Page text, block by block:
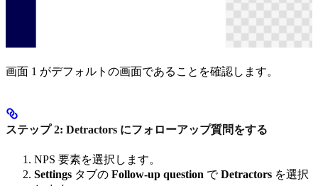
画面 1 がデフォルトの画面であることを確認します。
ステップ 2: Detractors にフォローアップ質問をする
NPS 要素を選択します。
Settings タブの Follow-up question でDetractors を選択